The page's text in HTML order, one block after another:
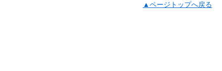
▲ページトップへ戻る